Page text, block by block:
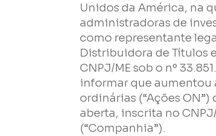
Unidos da América, na
administradoras de
como representante
Distribuidora de Títulos
CNPJ/ME sob o nº
informar que aumentou
ordinárias (“Ações ON”)
aberta, inscrita no
(“Companhia”).
Li e concordo com osTermos de UsoePolítica de